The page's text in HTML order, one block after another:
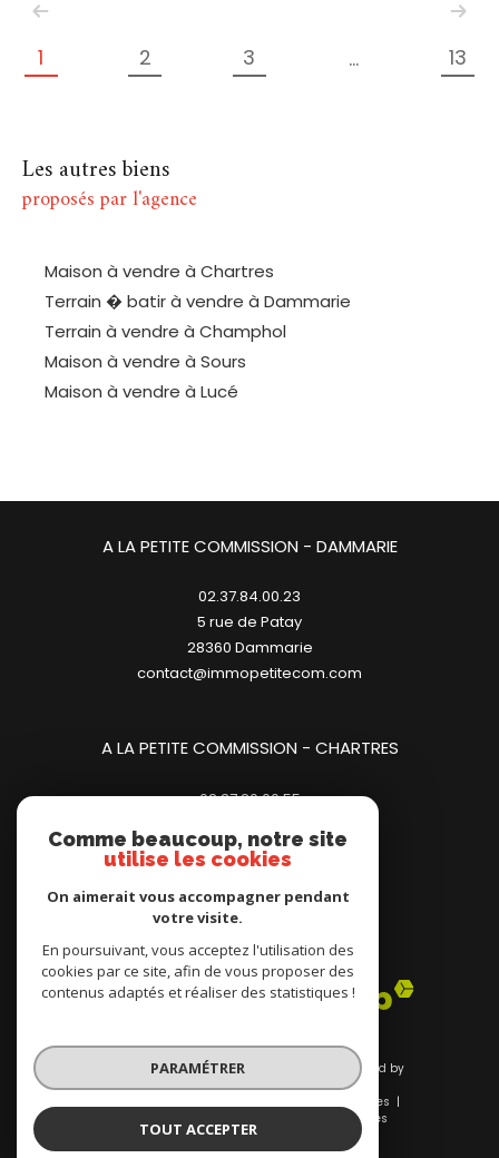
1 2 3 ... 13
Les autres biens
proposés par l'agence
Maison à vendre à Chartres
Terrain � batir à vendre à Dammarie
Terrain à vendre à Champhol
Maison à vendre à Sours
Maison à vendre à Lucé
A LA PETITE COMMISSION - CHARTRES
02.37.20.00.55
28000 chartres
A LA PETITE COMMISSION - DAMMARIE
02.37.84.00.23
5 rue de Patay
28360
dammarie
contact@immopetitecom.com
Adhérents
© 2026 | Tous droits réservés | Traduction powered by
Google |
Mentions légales
Cookies
Comme beaucoup, notre site
utilise les cookies
On aimerait vous accompagner pendant
votre visite.
En poursuivant, vous acceptez l'utilisation des
cookies par ce site, afin de vous proposer des
contenus adaptés et réaliser des statistiques !
PARAMÉTRER
TOUT ACCEPTER